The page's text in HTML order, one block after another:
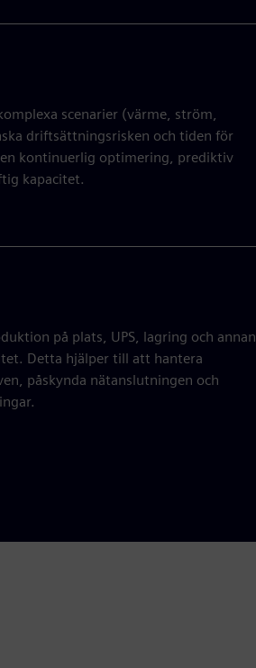
scenarier (värme, ström,
driftsättningsrisken och tiden för
kontinuerlig optimering, prediktiv
kapacitet.
på plats, UPS, lagring och annan
Detta hjälper till att hantera
påskynda nätanslutningen och